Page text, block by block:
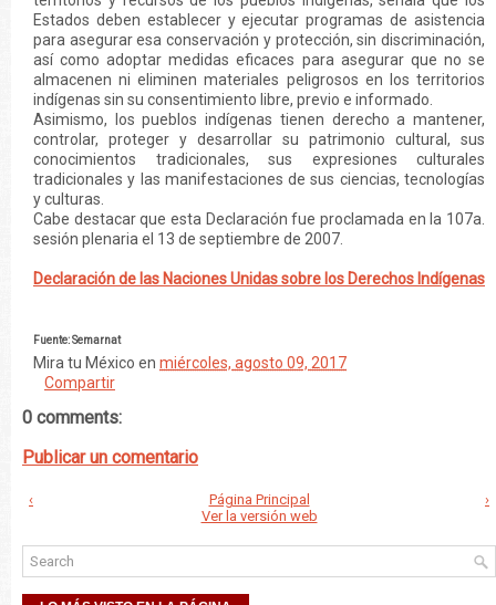
Estados deben establecer y ejecutar programas de asistencia
para asegurar esa conservación y protección, sin discriminación,
así como adoptar medidas eficaces para asegurar que no se
almacenen ni eliminen materiales peligrosos en los territorios
indígenas sin su consentimiento libre, previo e informado.
Asimismo, los pueblos indígenas tienen derecho a mantener,
controlar, proteger y desarrollar su patrimonio cultural, sus
conocimientos tradicionales, sus expresiones culturales
tradicionales y las manifestaciones de sus ciencias, tecnologías
y culturas.
Cabe destacar que esta Declaración fue proclamada en la 107a.
sesión plenaria el 13 de septiembre de 2007.
Declaración de las Naciones Unidas sobre los Derechos Indígenas
Fuente: Semarnat
Mira tu México en miércoles, agosto 09, 2017
Compartir
0 comments:
Publicar un comentario
‹ ›
Página Principal
Ver la versión web